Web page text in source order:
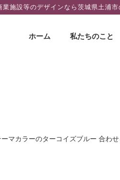
施設等のデザインなら茨城県土浦
コ
プ
ホーム 私たちのこと
カラーのターコイズブルー 合わ